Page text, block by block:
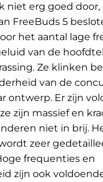
niet erg goed door,
FreeBuds 5
het aantal lage
van de
Ze klinken
van de
ontwerp. Er zijn
zijn massief en
niet in brij.
zeer
frequenties en
zijn ook